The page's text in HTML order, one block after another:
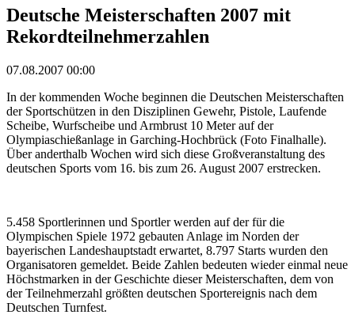
Deutsche Meisterschaften 2007 mit
Rekordteilnehmerzahlen
07.08.2007 00:00
In der kommenden Woche beginnen die Deutschen Meisterschaften
der Sportschützen in den Disziplinen Gewehr, Pistole, Laufende
Scheibe, Wurfscheibe und Armbrust 10 Meter auf der
Olympiaschießanlage in Garching-Hochbrück (Foto Finalhalle).
Über anderthalb Wochen wird sich diese Großveranstaltung des
deutschen Sports vom 16. bis zum 26. August 2007 erstrecken.
5.458 Sportlerinnen und Sportler werden auf der für die
Olympischen Spiele 1972 gebauten Anlage im Norden der
bayerischen Landeshauptstadt erwartet, 8.797 Starts wurden den
Organisatoren gemeldet. Beide Zahlen bedeuten wieder einmal neue
Höchstmarken in der Geschichte dieser Meisterschaften, dem von
der Teilnehmerzahl größten deutschen Sportereignis nach dem
Deutschen Turnfest.